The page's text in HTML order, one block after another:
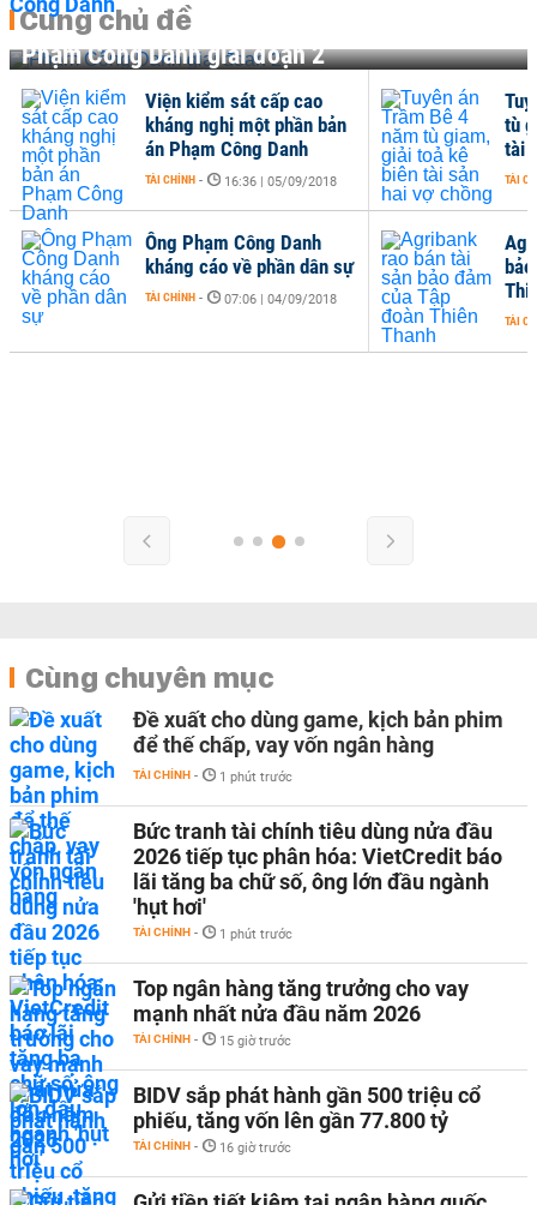
Cùng chủ đề
Phạm Công Danh giai đoạn 2
TÀI
Viện kiểm sát cấp cao
kháng nghị một phần bản
án Phạm Công Danh
TÀI CHÍNH - 16:36 | 05/09/2018
Ông Phạm Công Danh
kháng cáo về phần dân sự
TÀI CHÍNH - 07:06 | 04/09/2018
tù
tài
TÀI
Cùng chuyên mục
Đề xuất cho dùng game, kịch bản phim
để thế chấp, vay vốn ngân hàng
TÀI CHÍNH - 1 phút trước
Bức tranh tài chính tiêu dùng nửa đầu
2026 tiếp tục phân hóa: VietCredit báo
lãi tăng ba chữ số, ông lớn đầu ngành
'hụt hơi'
TÀI CHÍNH - 1 phút trước
Top ngân hàng tăng trưởng cho vay
mạnh nhất nửa đầu năm 2026
TÀI CHÍNH - 15 giờ trước
BIDV sắp phát hành gần 500 triệu cổ
phiếu, tăng vốn lên gần 77.800 tỷ
TÀI CHÍNH - 16 giờ trước